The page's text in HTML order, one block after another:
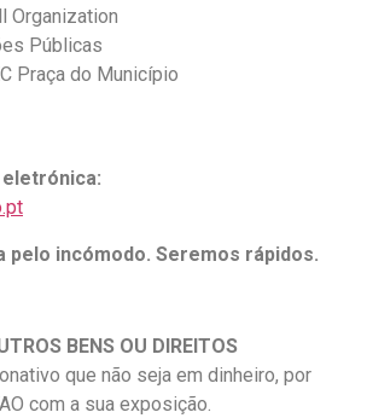
Organization
Públicas
Praça do Município
pelo incómodo. Seremos rápidos.
BENS OU DIREITOS
que não seja em dinheiro, por
com a sua exposição.